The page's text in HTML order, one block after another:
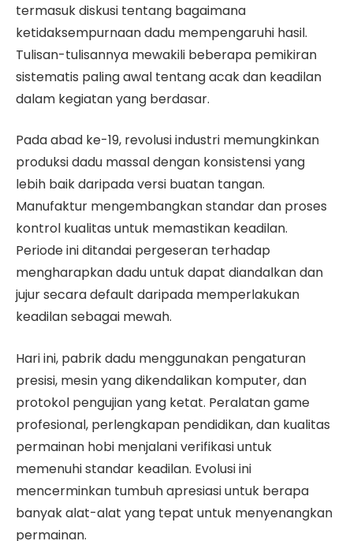
termasuk diskusi tentang bagaimana
ketidaksempurnaan dadu mempengaruhi hasil.
Tulisan-tulisannya mewakili beberapa pemikiran
sistematis paling awal tentang acak dan keadilan
dalam kegiatan yang berdasar.
Pada abad ke-19, revolusi industri memungkinkan
produksi dadu massal dengan konsistensi yang
lebih baik daripada versi buatan tangan.
Manufaktur mengembangkan standar dan proses
kontrol kualitas untuk memastikan keadilan.
Periode ini ditandai pergeseran terhadap
mengharapkan dadu untuk dapat diandalkan dan
jujur secara default daripada memperlakukan
keadilan sebagai mewah.
Hari ini, pabrik dadu menggunakan pengaturan
presisi, mesin yang dikendalikan komputer, dan
protokol pengujian yang ketat. Peralatan game
profesional, perlengkapan pendidikan, dan kualitas
permainan hobi menjalani verifikasi untuk
memenuhi standar keadilan. Evolusi ini
mencerminkan tumbuh apresiasi untuk berapa
banyak alat-alat yang tepat untuk menyenangkan
permainan.